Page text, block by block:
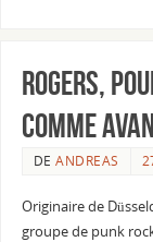
Rogers,
comme
DEANDREAS
Originaire de
groupe de punk